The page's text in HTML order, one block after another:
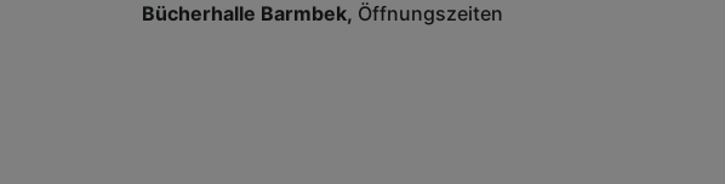
Bücherhalle Barmbek Öffnungszeiten